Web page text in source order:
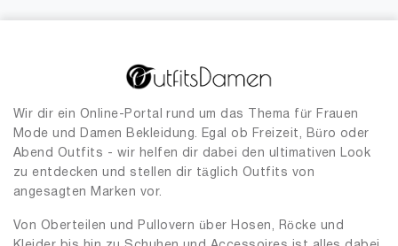
Wir dir ein Online-Portal rund um das Thema für Frauen
Mode und Damen Bekleidung. Egal ob Freizeit, Büro oder
Abend Outfits - wir helfen dir dabei den ultimativen Look
zu entdecken und stellen dir täglich Outfits von
angesagten Marken vor.
Von Oberteilen und Pullovern über Hosen, Röcke und